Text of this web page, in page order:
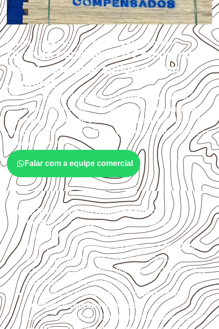
USOS E APLICAÇÕES PROFISSIONAIS
Quando considerar o Compensado
Naval para uma aplicação em
Jandira?
Em aplicações profissionais, oCompensado Navalé
utilizado quando o projeto exige atenção à colagem, à
exposição à umidade e à estabilidade dimensional . A
adequação deve ser confirmada conforme a ficha técnica e
as condições de uso.
Falar com a equipe comercial
O que interfere no desempenho
Confirme se a espessura e o formatosão
compatíveis com o projeto.
Planeje o corte conforme os formatos1,60 × 2,20 m e
1,60 × 2,50 m, sujeitos à disponibilidade.
Considere acabamento e proteção das bordas após
qualquer corte ou usinagem.
Armazene as chapas em localcoberto, seco,
ventilado e com apoio nivelado
Valide com o responsável técnico qualquer uso que